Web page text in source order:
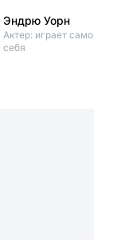
Эндрю Уорн
Актер: играет самого
себя